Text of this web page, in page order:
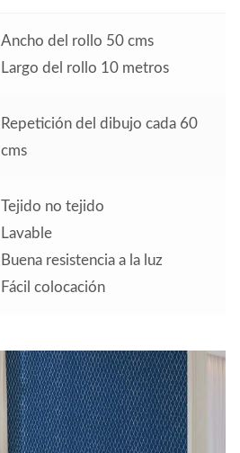
Ancho del rollo 50 cms
Largo del rollo 10 metros
Repetición del dibujo cada 60
cms
Tejido no tejido
Lavable
Buena resistencia a la luz
Fácil colocación